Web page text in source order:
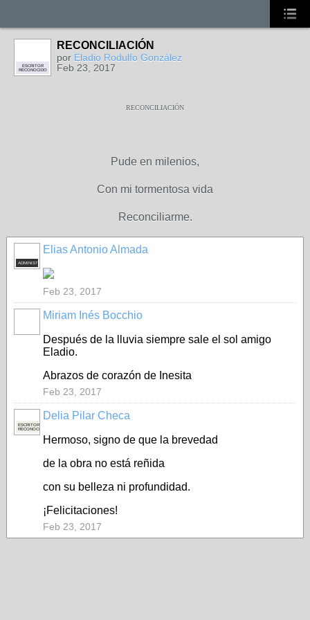
ESCRITOR
RECONOCIDO
RECONCILIACIÓN
por Eladio Rodulfo González
Feb 23, 2017
RECONCILIACIÓN
Pude en milenios,
Con mi tormentosa vida
Reconciliarme.
ADMINISTRADOR
Elias Antonio Almada
Feb 23, 2017
Miriam Inés Bocchio
Después de la lluvia siempre sale el sol amigo
Eladio.
Abrazos de corazón de Inesita
Feb 23, 2017
ESCRITORA
RECONOCIDA
Delia Pilar Checa
Hermoso, signo de que la brevedad
de la obra no está reñida
con su belleza ni profundidad.
¡Felicitaciones!
Feb 23, 2017